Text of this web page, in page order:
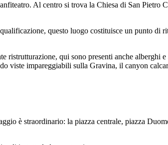
Al centro si trova la Chiesa di San Pietro
questo luogo costituisce un punto
qui sono presenti anche alberghi
viste impareggiabili sulla Gravina, il canyon
è straordinario: la piazza centrale, piazza